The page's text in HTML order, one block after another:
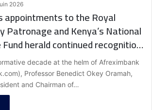
2026
appointments to the Royal
Patronage and Kenya’s National
herald continued recognition
and pan-African impact
decade at the helm of Afreximbank
Professor Benedict Okey Oramah,
and Chairman of…